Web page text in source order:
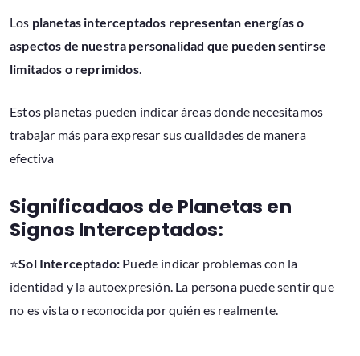
Los planetas interceptados representan energías o
aspectos de nuestra personalidad que pueden sentirse
limitados o reprimidos.
Estos planetas pueden indicar áreas donde necesitamos
trabajar más para expresar sus cualidades de manera
efectiva
Significadaos de Planetas en
Signos Interceptados:
⭐Sol Interceptado: Puede indicar problemas con la
identidad y la autoexpresión. La persona puede sentir que
no es vista o reconocida por quién es realmente.